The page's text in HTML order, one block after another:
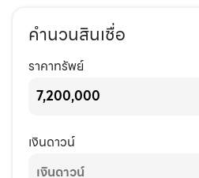
คำนวนสินเชื่อ
ราคาทรัพย์
เงินดาวน์